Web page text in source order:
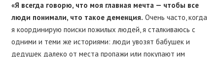
«Я всегда говорю, что моя главная мечта — чтобы все
люди понимали, что такое деменция. Очень часто, когда
я координирую поиски пожилых людей, я сталкиваюсь с
одними и теми же историями: люди увозят бабушек и
дедушек далеко от места пропажи или покупают им